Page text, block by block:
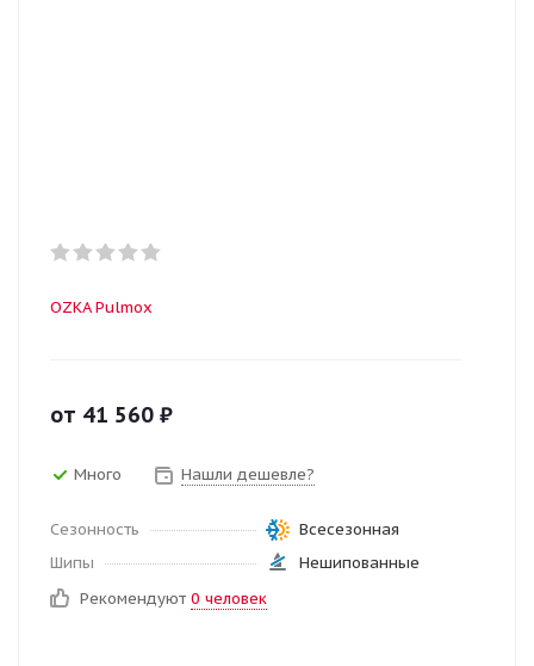
OZKA Pulmox
от 41 560 ₽
Много Нашли дешевле?
Сезонность
Всесезонная
Шипы
Нешипованные
Рекомендуют 0 человек